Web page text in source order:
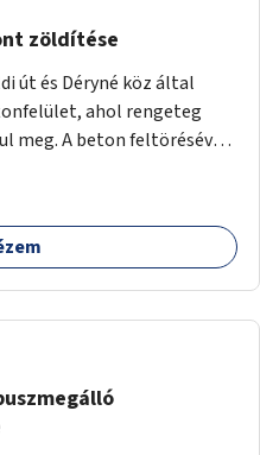
zöldítése
út és Déryné köz által
ahol rengeteg
meg. A beton feltörésével,
egy zöld sáv,
a lakóépület felőli két